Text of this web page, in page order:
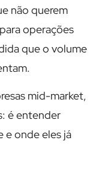
não querem
operações
que o volume
mid-market,
é entender
e onde eles já